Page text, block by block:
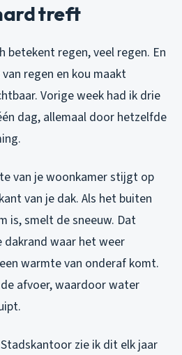
treft
betekent regen, veel regen. En
regen en kou maakt
Vorige week had ik drie
dag, allemaal door hetzelfde
van je woonkamer stijgt op
van je dak. Als het buiten
is, smelt de sneeuw. Dat
waar het weer
warmte van onderaf komt.
afvoer, waardoor water
zie ik dit elk jaar